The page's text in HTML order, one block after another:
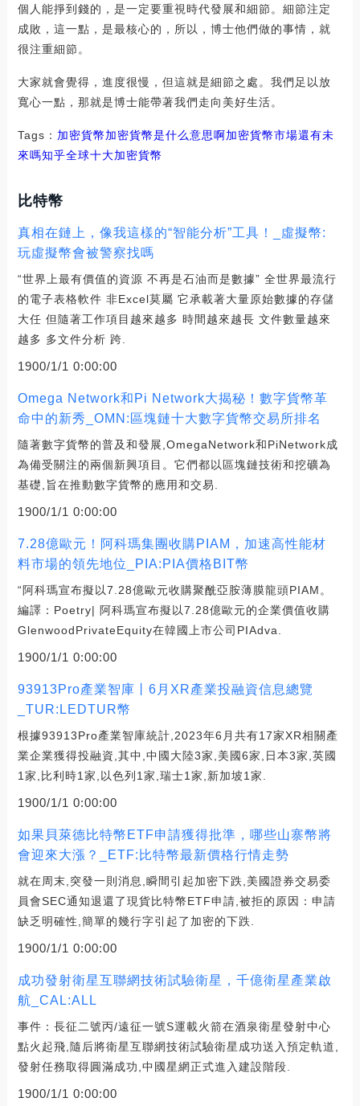
個人能掙到錢的，是一定要重視時代發展和細節。細節注定
成敗，這一點，是最核心的，所以，博士他們做的事情，就
很注重細節。
大家就會覺得，進度很慢，但這就是細節之處。我們足以放
寬心一點，那就是博士能帶著我們走向美好生活。
Tags： 加密貨幣加密貨幣是什么意思啊加密貨幣市場還有未
來嗎知乎全球十大加密貨幣
比特幣
真相在鏈上，像我這樣的“智能分析”工具！_虛擬幣:
玩虛擬幣會被警察找嗎
“世界上最有價值的資源 不再是石油而是數據” 全世界最流行
的電子表格軟件 非Excel莫屬 它承載著大量原始數據的存儲
大任 但隨著工作項目越來越多 時間越來越長 文件數量越來
越多 多文件分析 跨.
1900/1/1 0:00:00
Omega Network和Pi Network大揭秘！數字貨幣革
命中的新秀_OMN:區塊鏈十大數字貨幣交易所排名
隨著數字貨幣的普及和發展,OmegaNetwork和PiNetwork成
為備受關注的兩個新興項目。它們都以區塊鏈技術和挖礦為
基礎,旨在推動數字貨幣的應用和交易.
1900/1/1 0:00:00
7.28億歐元！阿科瑪集團收購PIAM，加速高性能材
料市場的領先地位_PIA:PIA價格BIT幣
“阿科瑪宣布擬以7.28億歐元收購聚酰亞胺薄膜龍頭PIAM。
編譯：Poetry| 阿科瑪宣布擬以7.28億歐元的企業價值收購
GlenwoodPrivateEquity在韓國上市公司PIAdva.
1900/1/1 0:00:00
93913Pro產業智庫丨6月XR產業投融資信息總覽
_TUR:LEDTUR幣
根據93913Pro產業智庫統計,2023年6月共有17家XR相關產
業企業獲得投融資,其中,中國大陸3家,美國6家,日本3家,英國
1家,比利時1家,以色列1家,瑞士1家,新加坡1家.
1900/1/1 0:00:00
如果貝萊德比特幣ETF申請獲得批準，哪些山寨幣將
會迎來大漲？_ETF:比特幣最新價格行情走勢
就在周末,突發一則消息,瞬間引起加密下跌,美國證券交易委
員會SEC通知退還了現貨比特幣ETF申請,被拒的原因：申請
缺乏明確性,簡單的幾行字引起了加密的下跌.
1900/1/1 0:00:00
成功發射衛星互聯網技術試驗衛星，千億衛星產業啟
航_CAL:ALL
事件：長征二號丙/遠征一號S運載火箭在酒泉衛星發射中心
點火起飛,隨后將衛星互聯網技術試驗衛星成功送入預定軌道,
發射任務取得圓滿成功,中國星網正式進入建設階段.
1900/1/1 0:00:00